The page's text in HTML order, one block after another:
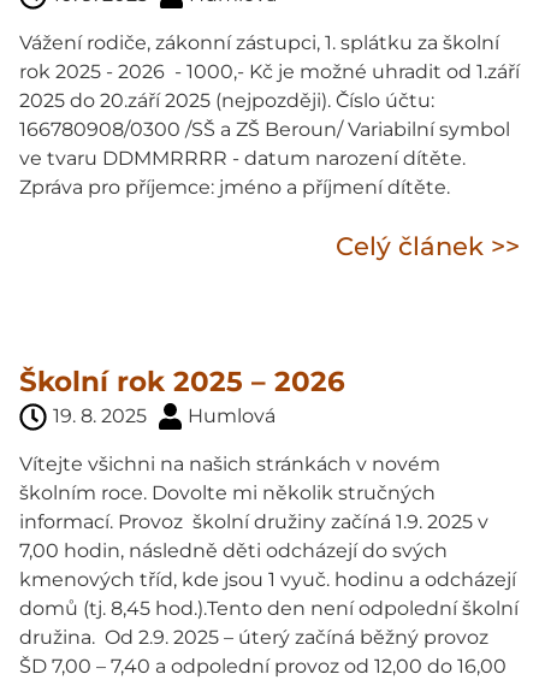
Vážení rodiče, zákonní zástupci, 1. splátku za školní
rok 2025 - 2026 - 1000,- Kč je možné uhradit od 1.září
2025 do 20.září 2025 (nejpozději). Číslo účtu:
166780908/0300 /SŠ a ZŠ Beroun/ Variabilní symbol
ve tvaru DDMMRRRR - datum narození dítěte.
Zpráva pro příjemce: jméno a příjmení dítěte.
Celý článek >>
Školní rok 2025 – 2026
19. 8. 2025 Humlová
Vítejte všichni na našich stránkách v novém
školním roce. Dovolte mi několik stručných
informací. Provoz školní družiny začíná 1.9. 2025 v
7,00 hodin, následně děti odcházejí do svých
kmenových tříd, kde jsou 1 vyuč. hodinu a odcházejí
domů (tj. 8,45 hod.).Tento den není odpolední školní
družina. Od 2.9. 2025 – úterý začíná běžný provoz
ŠD 7,00 – 7,40 a odpolední provoz od 12,00 do 16,00